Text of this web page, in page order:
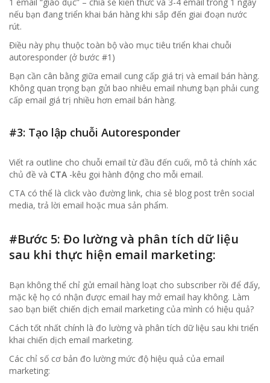
nếu bạn đang triển khai bán hàng khi sắp đến giai đoạn nước
rút.
Điều này phụ thuộc toàn bộ vào mục tiêu triển khai chuỗi
autoresponder (ở bước #1)
Bạn cần cân bằng giữa email cung cấp giá trị và email bán hàng.
Không quan trọng bạn gửi bao nhiêu email nhưng bạn phải cung
cấp email giá trị nhiều hơn email bán hàng.
#3: Tạo lập chuỗi Autoresponder
Viết ra outline cho chuỗi email từ đầu đến cuối, mô tả chính xác
chủ đề và CTA -kêu gọi hành động cho mỗi email.
CTA có thể là click vào đường link, chia sẻ blog post trên social
media, trả lời email hoặc mua sản phẩm.
#Bước 5: Đo lường và phân tích dữ liệu
sau khi thực hiện email marketing:
Bạn không thể chỉ gửi email hàng loạt cho subscriber rồi để đấy,
mặc kệ họ có nhận được email hay mở email hay không. Làm
sao bạn biết chiến dịch email marketing của mình có hiệu quả?
Cách tốt nhất chính là đo lường và phân tích dữ liệu sau khi triển
khai chiến dịch email marketing.
Các chỉ số cơ bản đo lường mức độ hiệu quả của email
marketing: